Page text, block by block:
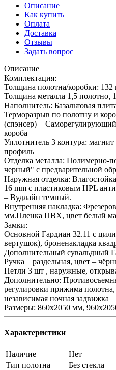
Описание
Как купить
Оплата
Доставка
Отзывы
Задать вопрос
Описание
Комплектация:
Толщина полотна/коробки:
Толщина металла 1,5 полотно,
Наполнитель: Базальтовая
Терморазрыв по полотну и
(спэнсер) +
короба
Уплотнитель 3 контура:
профиль
Отделка металла: Полимерно-
черный" с предварительной
Наружная отделка:
16 mm с пластиковым HPL
– Вудлайн темный.
Внутренняя накладка:
мм.Пленка ПВХ, цвет белый
Замки:
Основной Гардиан 32.11 с
вертушок), броненакладка
Дополнительный сувальдный
Ручка раздельная, цвет –
Петли 3 шт , наружные,
Дополнительно:
регулировки прижима
независимая ночная задвижка
Размеры: 860х2050 мм,
Характеристики
Наличие
Нет
Тип полотна
Без стекла